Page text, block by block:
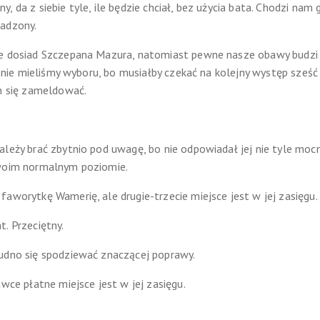
da z siebie tyle, ile będzie chciał, bez użycia bata. Chodzi nam
Szczepana Mazura, natomiast pewne nasze obawy
mieliśmy wyboru, bo musiałby czekać na kolejny występ
się zameldować.
brać zbytnio pod uwagę, bo nie odpowiadał jej nie tyle
normalnym poziomie.
Wamerię, ale drugie-trzecie miejsce jest w jej zasięgu.
Przeciętny.
się spodziewać znaczącej poprawy.
płatne miejsce jest w jej zasięgu.